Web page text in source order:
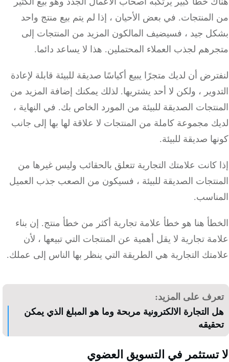
في بعض الأحيان ، إذا لم يتم بيع منتج واحد
جيد ، فسيضيف المالكون المزيد من المنتجات إلى
لجذب العملاء المحتملين.هذا لا يساعد دائما.
أن لديك متجرًا يبيع أكياسًا صديقة للبيئة قابلة لإعادة
، ولكن لا أحد يشتريها.لذلك يمكنك إضافة المزيد من
الصديقة للبيئة من المورد الخاص بك.في النهاية ،
مجموعة كاملة من المنتجات لا علاقة لها بها إلى جانب
صديقة للبيئة.
كانت علامتك التجارية تتعلق بالحقائب وليس غيرها من
الصديقة للبيئة ، فسيكون من الصعب جذب العميل
هنا هو خطأ علامة تجارية أكثر من خطأ منتج.إن بناء
تجارية لا يقل أهمية عن المنتجات التي تبيعها ، لأن
التجارية هي الطريقة التي ينظر بها الناس إلى عملك.
على المزيد:
التجارة الالكترونية مربحة وما هو المبلغ الذي يمكن
في التسويق العضوي